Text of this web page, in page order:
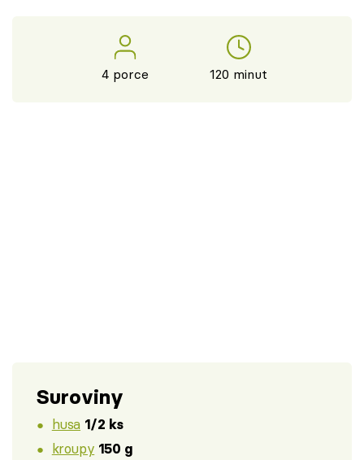
4 porce 120 minut
Suroviny
husa 1/2 ks
kroupy 150 g